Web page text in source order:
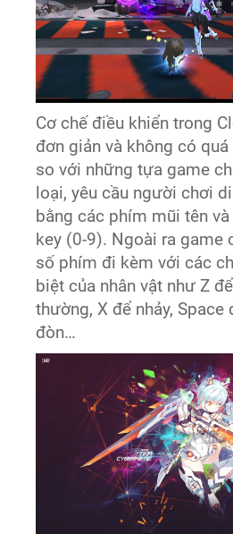
Cơ chế điều khiển trong
đơn giản và không có
so với những tựa game
loại, yêu cầu người chơi
bằng các phím mũi tên
key (0-9). Ngoài ra game
số phím đi kèm với các
biệt của nhân vật như Z
thường, X để nhảy, Space
đòn…